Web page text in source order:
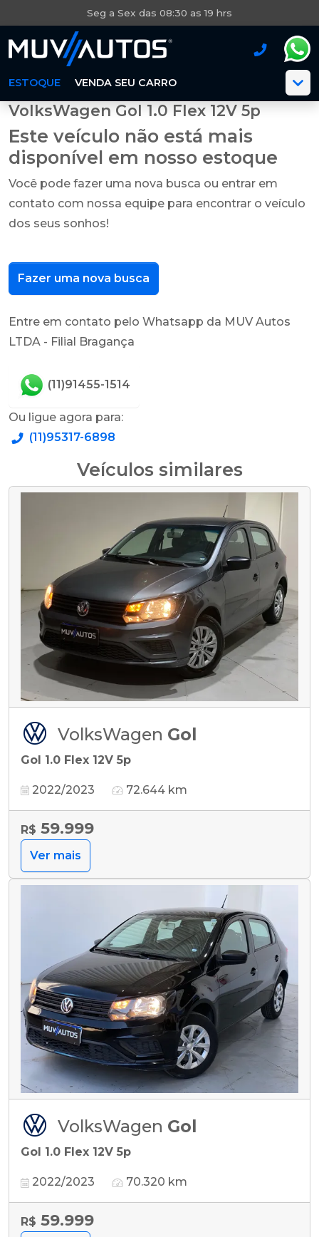
Seg a Sex das 08:30 as 19 hrs
ESTOQUE VENDA SEU CARRO
VolksWagen Gol 1.0 Flex 12V 5p
Este veículo não está mais
disponível em nosso estoque
Você pode fazer uma nova busca ou entrar em
contato com nossa equipe para encontrar o veículo
dos seus sonhos!
Fazer uma nova busca
Entre em contato pelo Whatsapp da MUV Autos
LTDA - Filial Bragança
(11)91455-1514
Ou ligue agora para:
(11)95317-6898
Veículos similares
VolksWagen Gol
Gol 1.0 Flex 12V 5p
2022/2023 72.644 km
R$ 59.999
Ver mais
VolksWagen Gol
Gol 1.0 Flex 12V 5p
2022/2023 70.320 km
R$ 59.999